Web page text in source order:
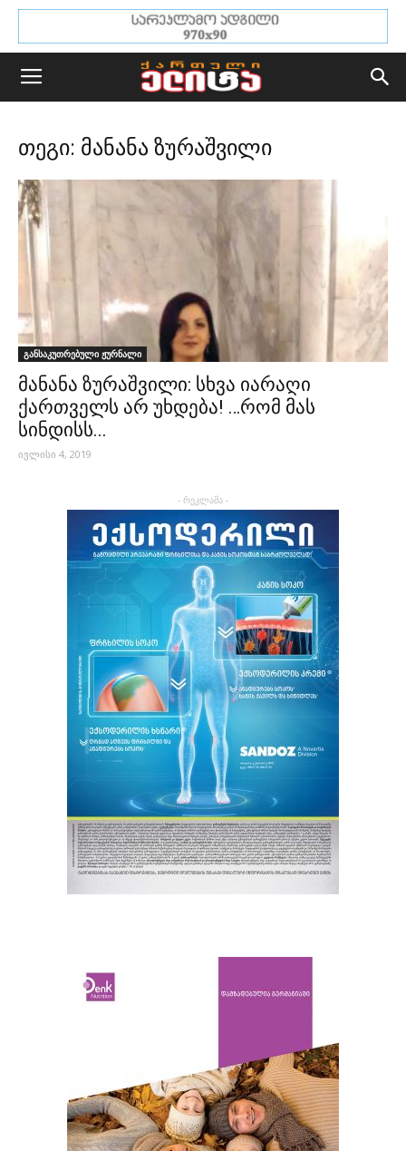
თეგი: მანანა ზურაშვილი
განსაკუთრებული ჟურნალი
მანანა ზურაშვილი: სხვა იარაღი
ქართველს არ უხდება! …რომ მას
სინდისს...
ივლისი 4, 2019
- რეკლამა -